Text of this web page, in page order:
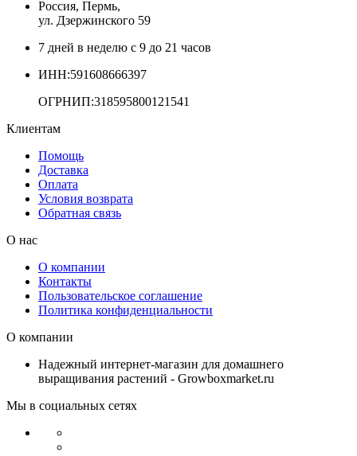
Россия, Пермь,
ул. Дзержинского 59
7 дней в неделю с 9 до 21 часов
ИНН:591608666397
ОГРНИП:318595800121541
Клиентам
Помощь
Доставка
Оплата
Условия возврата
Обратная связь
О нас
О компании
Контакты
Пользовательское соглашение
Политика конфиденциальности
О компании
Надежный интернет-магазин для домашнего
выращивания растений - Growboxmarket.ru
Мы в социальных сетях